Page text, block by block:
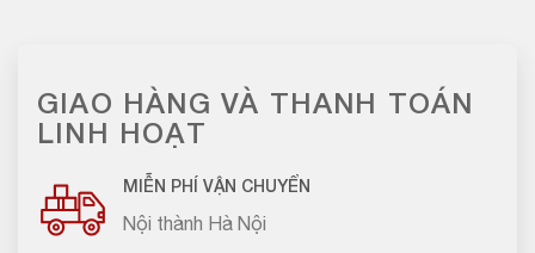
GIAO HÀNG VÀ THANH TOÁN
LINH HOẠT
MIỄN PHÍ VẬN CHUYỂN
Nội thành Hà Nội